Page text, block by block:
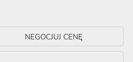
NEGOCJUJ CENĘ